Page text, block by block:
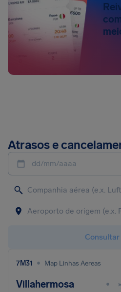
Atrasos e
dd/mm/aaaa
Consultar
7M31 • Map Linhas Aereas
Villahermosa •